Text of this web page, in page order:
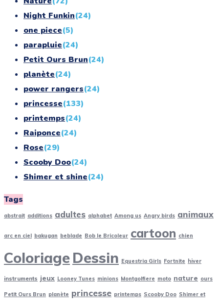
Night Funkin(24)
one piece(5)
parapluie(24)
Petit Ours Brun(24)
planète(24)
power rangers(24)
princesse(133)
printemps(24)
Raiponce(24)
Rose(29)
Scooby Doo(24)
Shimer et shine(24)
Soleil(70)
Sonic(24)
spongbob
(24)
Sports(24)
Star wars(24)
super wings(24)
Tags
abstrait additions adultes alphabet Among us Angry birds animaux
arc en ciel bakugan beblade Bob le Bricoleur cartoon chien
ColoriageDessin Equestria Girls Fortnite hiver
instruments jeux Looney Tunes minions Montgolfiere moto nature ours
Petit Ours Brun planète princesse printemps Scooby Doo Shimer et